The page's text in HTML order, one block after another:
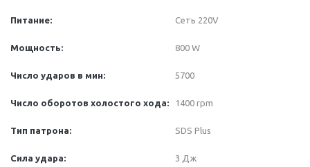
Питание: Сеть 220V
Мощность: 800 W
Число ударов в мин: 5700
Число оборотов холостого хода: 1400 rpm
Тип патрона: SDS Plus
Сила удара: 3 Дж